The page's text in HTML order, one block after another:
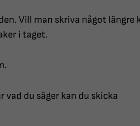
Vill man skriva något längre
i taget.
du säger kan du skicka